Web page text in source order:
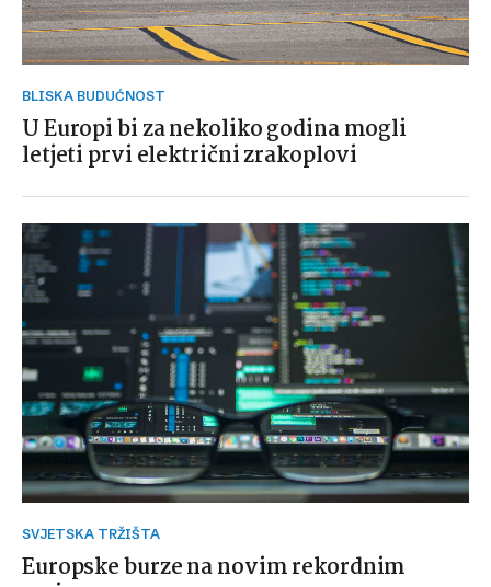
BLISKA BUDUĆNOST
U Europi bi za nekoliko godina mogli
letjeti prvi električni zrakoplovi
SVJETSKA TRŽIŠTA
Europske burze na novim rekordnim